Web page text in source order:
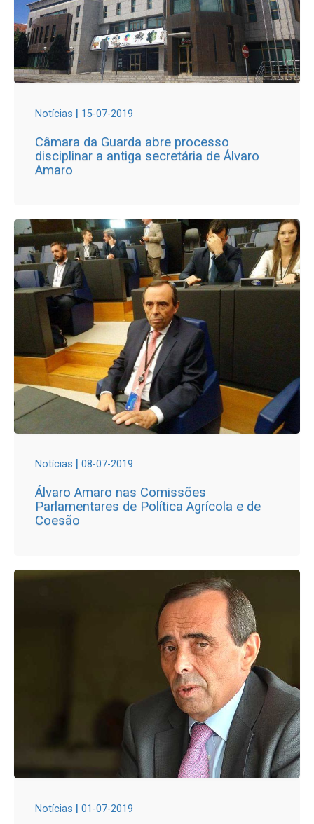
Notícias | 15-07-2019
Câmara da Guarda abre processo
disciplinar a antiga secretária de Álvaro
Amaro
Notícias | 08-07-2019
Álvaro Amaro nas Comissões
Parlamentares de Política Agrícola e de
Coesão
Notícias | 01-07-2019